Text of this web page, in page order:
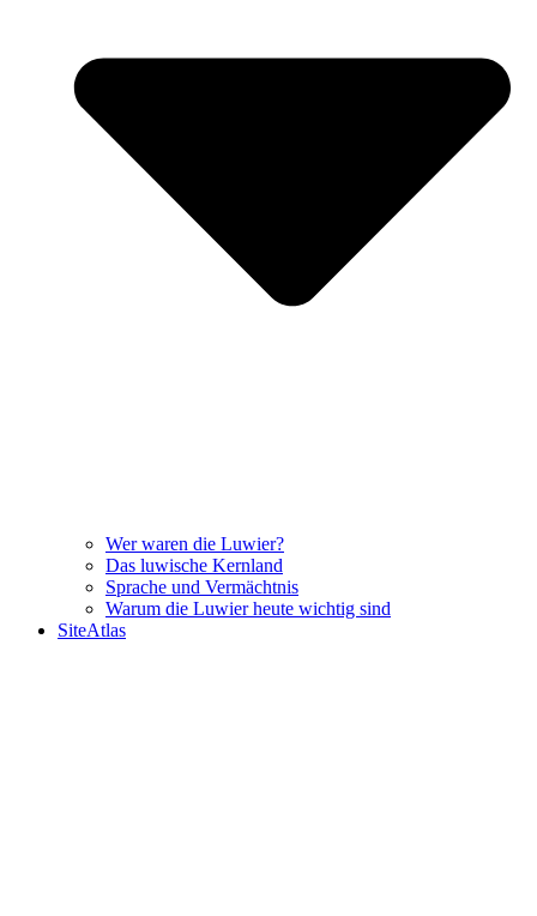
Wer waren die Luwier?
Das luwische Kernland
Sprache und Vermächtnis
Warum die Luwier heute wichtig sind
SiteAtlas